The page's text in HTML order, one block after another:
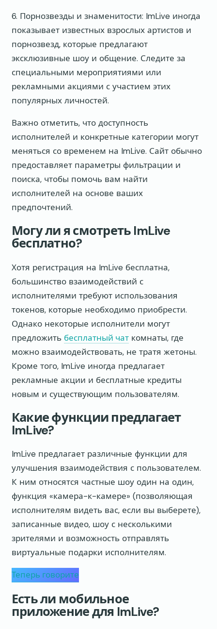
6. Порнозвезды и знаменитости: ImLive иногда
показывает известных взрослых артистов и
порнозвезд, которые предлагают
эксклюзивные шоу и общение. Следите за
специальными мероприятиями или
рекламными акциями с участием этих
популярных личностей.
Важно отметить, что доступность
исполнителей и конкретные категории могут
меняться со временем на ImLive. Сайт обычно
предоставляет параметры фильтрации и
поиска, чтобы помочь вам найти
исполнителей на основе ваших
предпочтений.
Могу ли я смотреть ImLive
бесплатно?
Хотя регистрация на ImLive бесплатна,
большинство взаимодействий с
исполнителями требуют использования
токенов, которые необходимо приобрести.
Однако некоторые исполнители могут
предложить бесплатный чат комнаты, где
можно взаимодействовать, не тратя жетоны.
Кроме того, ImLive иногда предлагает
рекламные акции и бесплатные кредиты
новым и существующим пользователям.
Какие функции предлагает
ImLive?
ImLive предлагает различные функции для
улучшения взаимодействия с пользователем.
К ним относятся частные шоу один на один,
функция «камера-к-камере» (позволяющая
исполнителям видеть вас, если вы выберете),
записанные видео, шоу с несколькими
зрителями и возможность отправлять
виртуальные подарки исполнителям.
Теперь говорите
Есть ли мобильное
приложение для ImLive?